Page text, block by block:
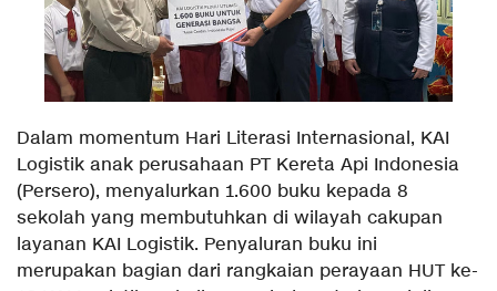
Dalam momentum Hari Literasi Internasional, KAI
Logistik anak perusahaan PT Kereta Api Indonesia
(Persero), menyalurkan 1.600 buku kepada 8
sekolah yang membutuhkan di wilayah cakupan
layanan KAI Logistik. Penyaluran buku ini
merupakan bagian dari rangkaian perayaan HUT ke-